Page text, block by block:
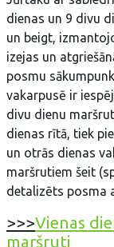
dienas un 9 divu
un beigt,
izejas un
posmu
vakarpusē ir
divu dienu
dienas rītā, tiek
un otrās dienas
maršrutiem šeit
detalizēts posma
>>>Vienas
maršruti